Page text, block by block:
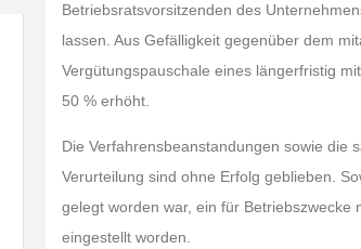
Betriebsratsvorsitzenden des
lassen. Aus Gefälligkeit gegenüber dem
Vergütungspauschale eines längerfristig
50 % erhöht.
Die Verfahrensbeanstandungen sowie die
Verurteilung sind ohne Erfolg geblieben.
gelegt worden war, ein für
eingestellt worden.